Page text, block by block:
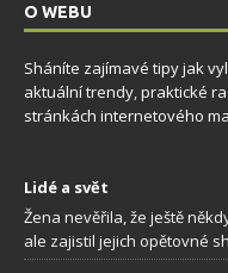
O WEBU
Sháníte zajímavé tipy jak
aktuální trendy, praktické
stránkách internetového
Lidé a svět
Žena nevěřila, že ještě
ale zajistil jejich opětovné